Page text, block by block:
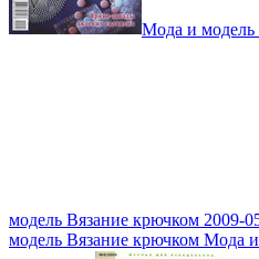
Мода и
модель Вязание крючком 2009-
модель Вязание крючком Мода